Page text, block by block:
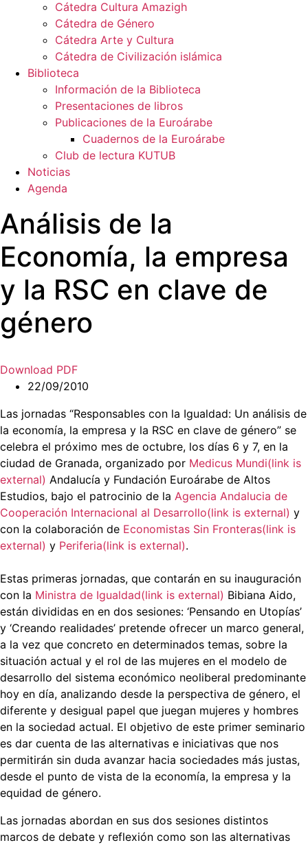
Cátedra Cultura Amazigh
Cátedra de Género
Cátedra Arte y Cultura
Cátedra de Civilización islámica
Biblioteca
Información de la Biblioteca
Presentaciones de libros
Publicaciones de la Euroárabe
Cuadernos de la Euroárabe
Club de lectura KUTUB
Noticias
Agenda
Análisis de la
Economía, la empresa
y la RSC en clave de
género
Download PDF
22/09/2010
Las jornadas “Responsables con la Igualdad: Un análisis de
la economía, la empresa y la RSC en clave de género” se
celebra el próximo mes de octubre, los días 6 y 7, en la
ciudad de Granada, organizado por Medicus Mundi(link is
external) Andalucía y Fundación Euroárabe de Altos
Estudios, bajo el patrocinio de la Agencia Andalucia de
Cooperación Internacional al Desarrollo(link is external) y
con la colaboración de Economistas Sin Fronteras(link is
external) y Periferia(link is external).
Estas primeras jornadas, que contarán en su inauguración
con la Ministra de Igualdad(link is external) Bibiana Aido,
están divididas en en dos sesiones: ‘Pensando en Utopías’
y ‘Creando realidades’ pretende ofrecer un marco general,
a la vez que concreto en determinados temas, sobre la
situación actual y el rol de las mujeres en el modelo de
desarrollo del sistema económico neoliberal predominante
hoy en día, analizando desde la perspectiva de género, el
diferente y desigual papel que juegan mujeres y hombres
en la sociedad actual. El objetivo de este primer seminario
es dar cuenta de las alternativas e iniciativas que nos
permitirán sin duda avanzar hacia sociedades más justas,
desde el punto de vista de la economía, la empresa y la
equidad de género.
Las jornadas abordan en sus dos sesiones distintos
marcos de debate y reflexión como son las alternativas